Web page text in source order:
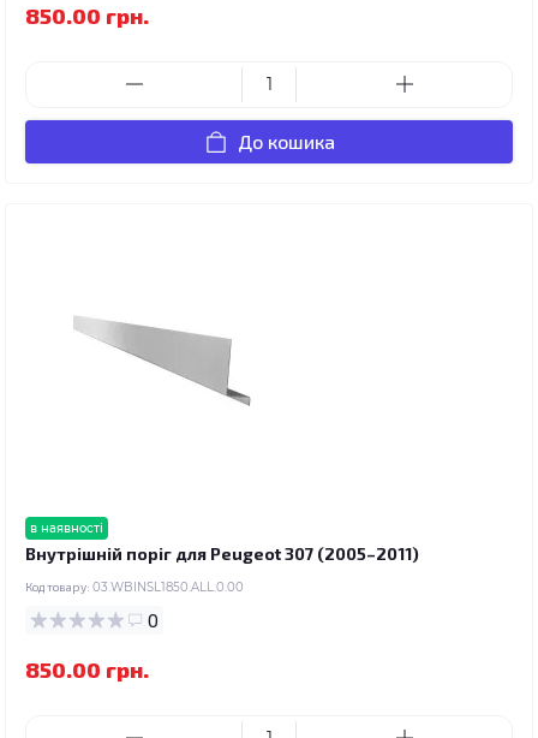
850.00 грн.
До кошика
в наявності
Внутрішній поріг для Peugeot 307 (2005–2011)
Код товару: 03.WBINSL1850.ALL.0.00
0
850.00 грн.